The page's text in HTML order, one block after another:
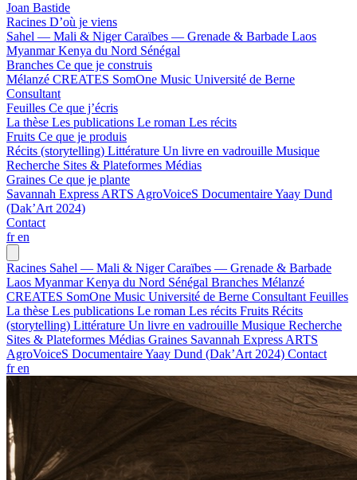
Joan Bastide
Racines D’où je viens
Sahel — Mali & NigerCaraïbes — Grenade & Barbade Laos
MyanmarKenya du Nord Sénégal
Branches Ce que je construis
Mélanzé CREATES SomOne Music Université de Berne
Consultant
Feuilles Ce que j’écris
La thèse Les publications Le roman Les récits
Fruits Ce que je produis
Récits (storytelling) Littérature Un livre en vadrouille Musique
Recherche Sites & Plateformes Médias
Graines Ce que je plante
Savannah Express ARTS AgroVoiceS DocumentaireYaay Dund
(Dak’Art 2024)
Contact
fren
Racines Sahel — Mali & NigerCaraïbes — Grenade & Barbade
Laos MyanmarKenya du Nord Sénégal Branches Mélanzé
CREATES SomOne Music Université de Berne Consultant Feuilles
La thèse Les publications Le roman Les récits Fruits Récits
(storytelling) Littérature Un livre en vadrouille Musique Recherche
Sites & Plateformes Médias Graines Savannah Express ARTS
AgroVoiceS DocumentaireYaay Dund (Dak’Art 2024) Contact
fren